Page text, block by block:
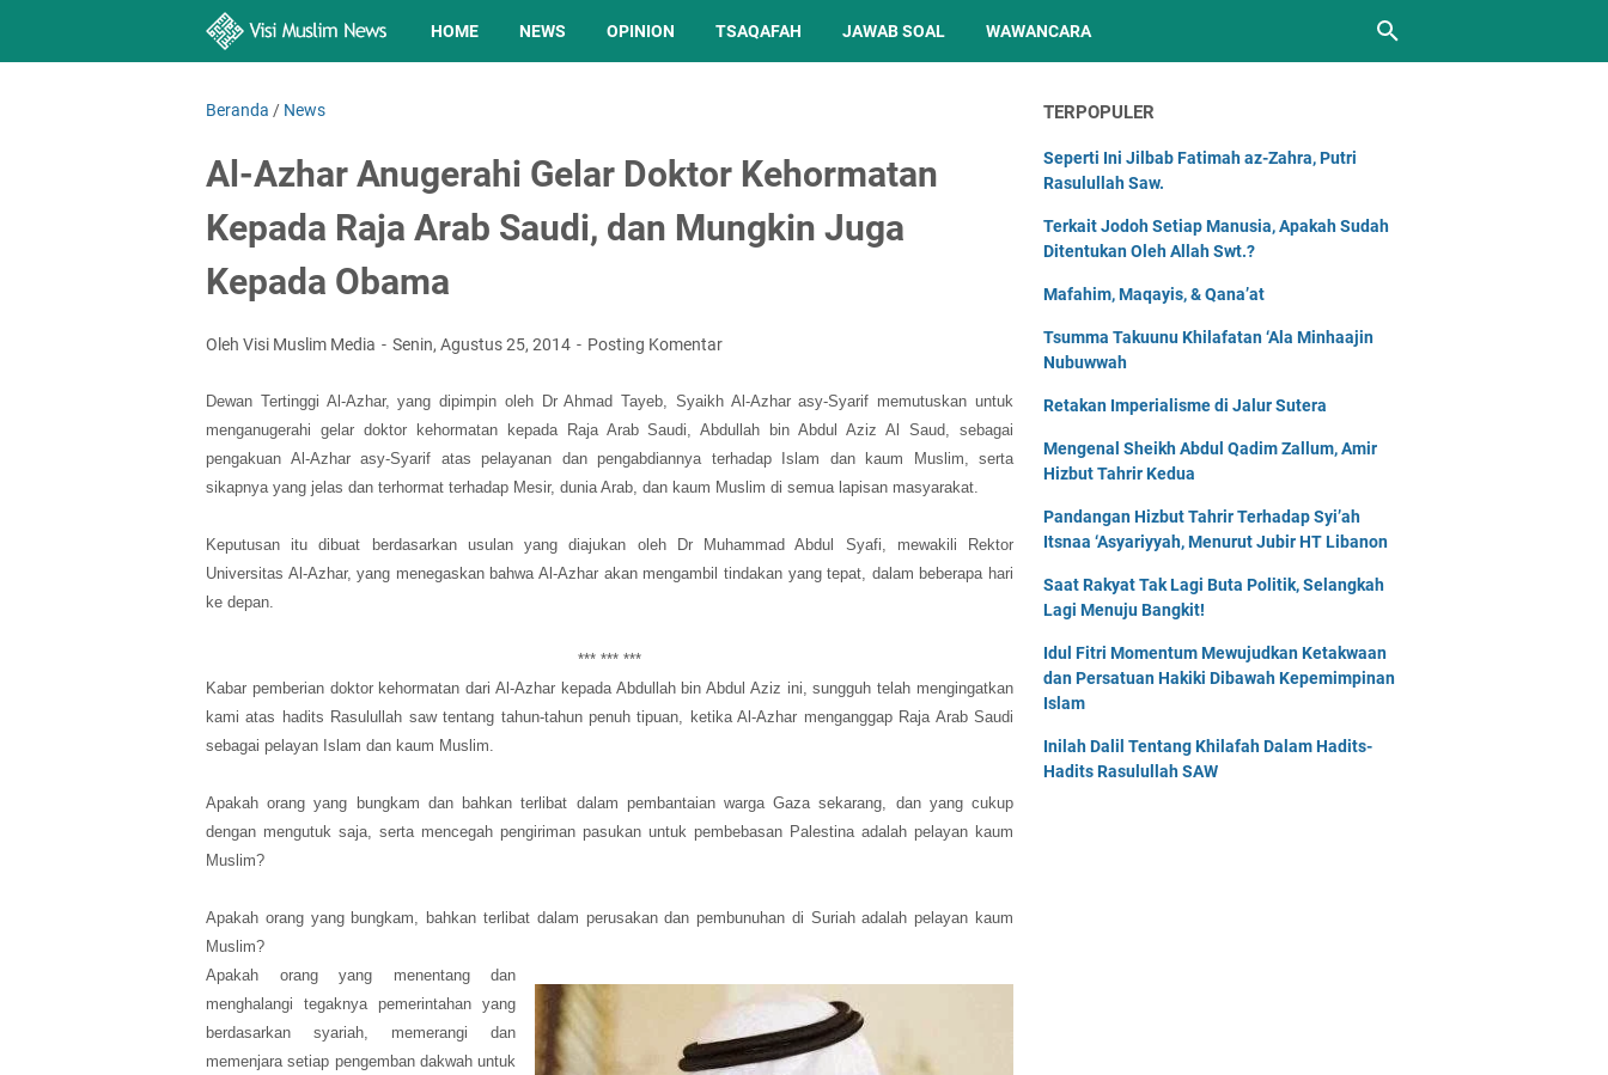
HOME NEWS OPINION TSAQAFAH JAWAB SOAL WAWANCARA
Beranda / News
Al-Azhar Anugerahi Gelar Doktor Kehormatan
Kepada Raja Arab Saudi, dan Mungkin Juga
Kepada Obama
Oleh Visi Muslim Media Senin, Agustus 25, 2014 Posting Komentar
Dewan Tertinggi Al-Azhar, yang dipimpin oleh Dr Ahmad Tayeb, Syaikh Al-Azhar asy-Syarif memutuskan untuk
menganugerahi gelar doktor kehormatan kepada Raja Arab Saudi, Abdullah bin Abdul Aziz Al Saud, sebagai
pengakuan Al-Azhar asy-Syarif atas pelayanan dan pengabdiannya terhadap Islam dan kaum Muslim, serta
sikapnya yang jelas dan terhormat terhadap Mesir, dunia Arab, dan kaum Muslim di semua lapisan masyarakat.
Keputusan itu dibuat berdasarkan usulan yang diajukan oleh Dr Muhammad Abdul Syafi, mewakili Rektor
Universitas Al-Azhar, yang menegaskan bahwa Al-Azhar akan mengambil tindakan yang tepat, dalam beberapa hari
ke depan.
*** *** ***
Kabar pemberian doktor kehormatan dari Al-Azhar kepada Abdullah bin Abdul Aziz ini, sungguh telah mengingatkan
kami atas hadits Rasulullah saw tentang tahun-tahun penuh tipuan, ketika Al-Azhar menganggap Raja Arab Saudi
sebagai pelayan Islam dan kaum Muslim.
Apakah orang yang bungkam dan bahkan terlibat dalam pembantaian warga Gaza sekarang, dan yang cukup
dengan mengutuk saja, serta mencegah pengiriman pasukan untuk pembebasan Palestina adalah pelayan kaum
Muslim?
Apakah orang yang bungkam, bahkan terlibat dalam perusakan dan pembunuhan di Suriah adalah pelayan kaum
Muslim?
Apakah orang yang menentang dan
menghalangi tegaknya pemerintahan yang
berdasarkan syariah, memerangi dan
memenjara setiap pengemban dakwah untuk
TERPOPULER
Seperti Ini Jilbab Fatimah az-Zahra, Putri
Rasulullah Saw.
Terkait Jodoh Setiap Manusia, Apakah Sudah
Ditentukan Oleh Allah Swt.?
Mafahim, Maqayis, & Qana’at
Tsumma Takuunu Khilafatan ‘Ala Minhaajin
Nubuwwah
Retakan Imperialisme di Jalur Sutera
Mengenal Sheikh Abdul Qadim Zallum, Amir
Hizbut Tahrir Kedua
Pandangan Hizbut Tahrir Terhadap Syi’ah
Itsnaa ‘Asyariyyah, Menurut Jubir HT Libanon
Saat Rakyat Tak Lagi Buta Politik, Selangkah
Lagi Menuju Bangkit!
Idul Fitri Momentum Mewujudkan Ketakwaan
dan Persatuan Hakiki Dibawah Kepemimpinan
Islam
Inilah Dalil Tentang Khilafah Dalam Hadits-
Hadits Rasulullah SAW